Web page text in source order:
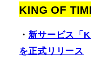
KING OF
・ 新サービス「
を正式リリース